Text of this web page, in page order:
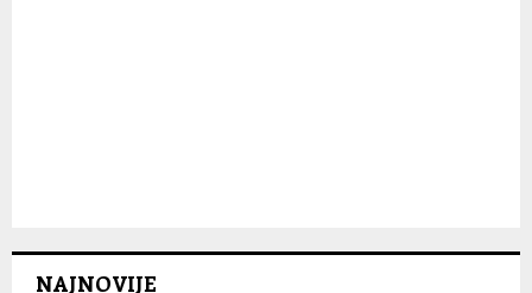
NAJNOVIJE